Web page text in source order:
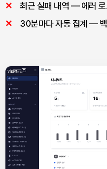
최근 실패 내역 — 에러 로
30분마다 자동 집계 — 백